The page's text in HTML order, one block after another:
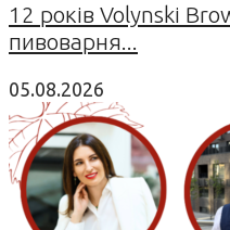
12 років Volynski
пивоварня...
05.08.2026